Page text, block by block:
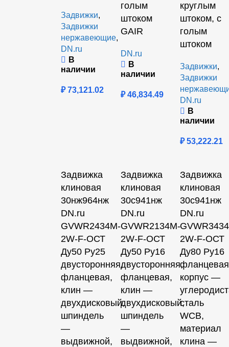
Задвижки,
Задвижки
нержавеющие,
DN.ru
В
наличии
₽73,121.02
голым
штоком
GAIR
DN.ru
В
наличии
₽46,834.49
круглым
штоком, с
голым
штоком
Задвижки,
Задвижки
DN.ru
В
наличии
₽53,222.21
Задвижка
клиновая
30нж964нж
DN.ru
GVWR2434M-
2W-F-ОСТ
Ду50 Ру25
двусторонняя,
фланцевая,
клин —
двухдисковый,
шпиндель
—
выдвижной,
Задвижка
клиновая
30с941нж
DN.ru
GVWR2134M-
2W-F-ОСТ
Ду50 Ру16
двусторонняя,
фланцевая,
клин —
двухдисковый,
шпиндель
—
выдвижной,
Задвижка
клиновая
30с941нж
DN.ru
2W-F-ОСТ
Ду80 Ру16
корпус —
сталь
WCB,
материал
клина —